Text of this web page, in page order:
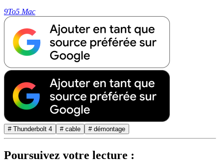
9To5 Mac
# Thunderbolt 4 # cable # démontage
Poursuivez votre lecture :